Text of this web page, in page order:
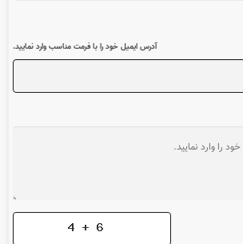
آدرس ایمیل خود را با فرمت مناسب وارد نمایید.